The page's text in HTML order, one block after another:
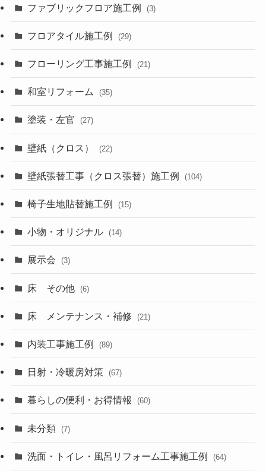
ファブリックフロア施工例 (3)
フロアタイル施工例 (29)
フローリング工事施工例 (21)
和室リフォーム (35)
塗装・左官 (27)
壁紙（クロス） (22)
壁紙張替工事（クロス張替）施工例 (104)
椅子生地貼替施工例 (15)
小物・オリジナル (14)
展示会 (3)
床 その他 (6)
床 メンテナンス・補修 (21)
内装工事施工例 (89)
日射・冷暖房対策 (67)
暮らしの便利・お得情報 (60)
未分類 (7)
洗面・トイレ・風呂リフォーム工事施工例 (64)